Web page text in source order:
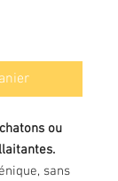
ou
sans